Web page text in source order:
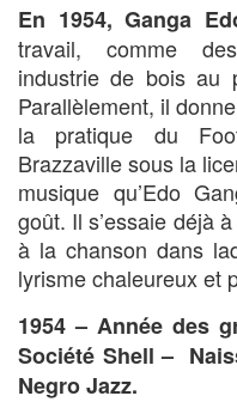
En 1954, Ganga
travail, comme
industrie de bois au
Parallèlement, il
la pratique du
Brazzaville sous la
musique qu’Edo
goût. Il s’essaie déjà
à la chanson dans
lyrisme chaleureux et
1954 – Année des
Société Shell –
Negro Jazz.